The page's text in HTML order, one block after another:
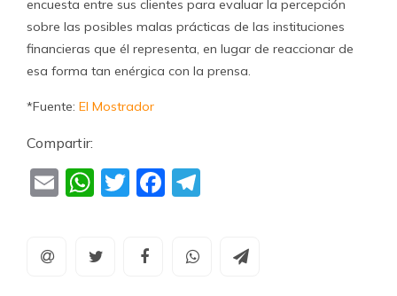
encuesta entre sus clientes para evaluar la percepción
sobre las posibles malas prácticas de las instituciones
financieras que él representa, en lugar de reaccionar de
esa forma tan enérgica con la prensa.
*Fuente: El Mostrador
Compartir:
EmailWhatsApp
TwitterFacebook